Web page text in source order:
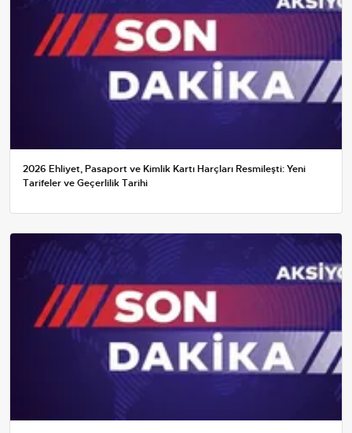
2026 Ehliyet, Pasaport ve Kimlik Kartı Harçları Resmileşti: Yeni
Tarifeler ve Geçerlilik Tarihi